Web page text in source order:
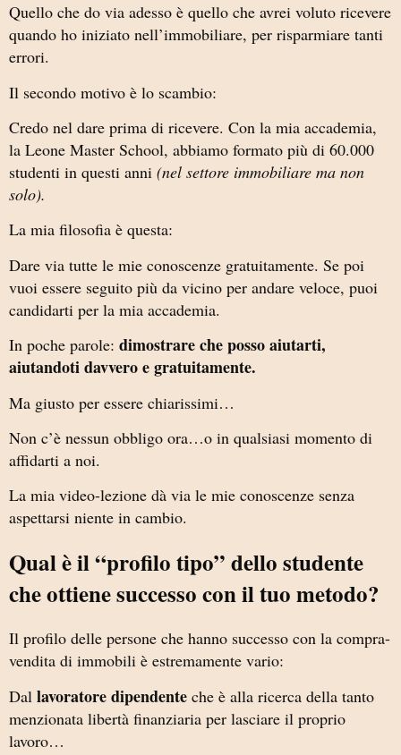
Quello che do via adesso è quello che avrei voluto ricevere
quando ho iniziato nell’immobiliare, per risparmiare tanti
errori.
Il secondo motivo è lo scambio:
Credo nel dare prima di ricevere. Con la mia accademia,
la Leone Master School, abbiamo formato più di 60.000
studenti in questi anni (nel settore immobiliare ma non
solo).
La mia filosofia è questa:
Dare via tutte le mie conoscenze gratuitamente. Se poi
vuoi essere seguito più da vicino per andare veloce, puoi
candidarti per la mia accademia.
In poche parole: dimostrare che posso aiutarti,
aiutandoti davvero e gratuitamente.
Ma giusto per essere chiarissimi…
Non c’è nessun obbligo ora…o in qualsiasi momento di
affidarti a noi.
La mia video-lezione dà via le mie conoscenze senza
aspettarsi niente in cambio.
Qual è il “profilo tipo” dello studente
che ottiene successo con il tuo metodo?
Il profilo delle persone che hanno successo con la compra-
vendita di immobili è estremamente vario:
Dal lavoratore dipendente che è alla ricerca della tanto
menzionata libertà finanziaria per lasciare il proprio
lavoro…